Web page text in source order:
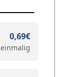
0,69€
einmalig